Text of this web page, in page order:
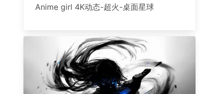
Anime girl 4K动态-超火-桌面星球